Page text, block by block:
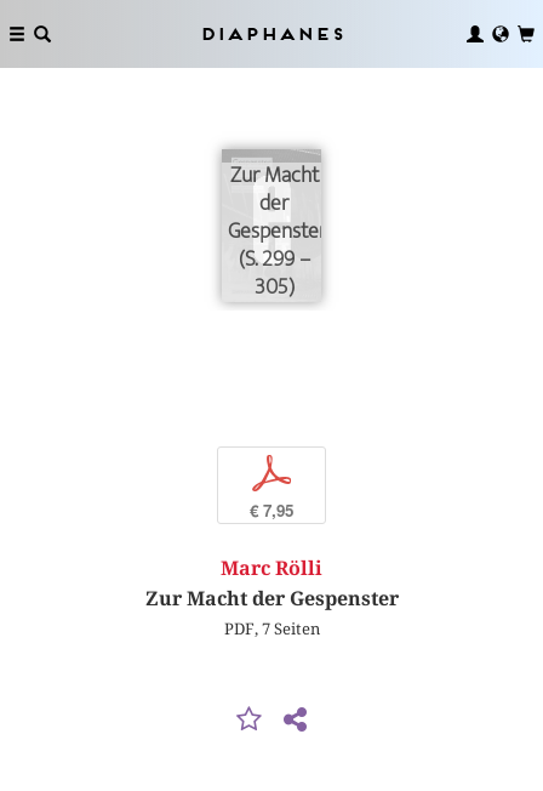
Diaphanes
Zur Macht
der
Gespenster
(S. 299 –
305)
p
€ 7,95
Marc Rölli
Zur Macht der Gespenster
PDF, 7 Seiten